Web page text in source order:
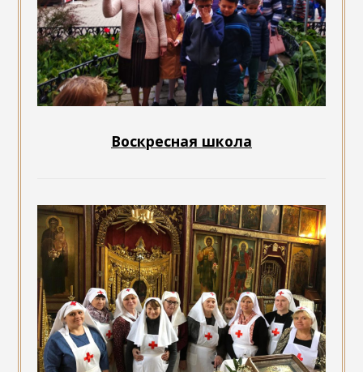
Воскресная школа